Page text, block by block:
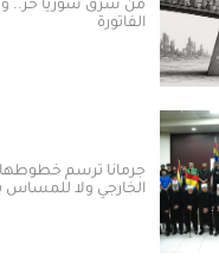
سرق سوريا حرّ.. ومن لم
ترسم خطوطها الحمراء: لا
ولا للمساس بالسلم